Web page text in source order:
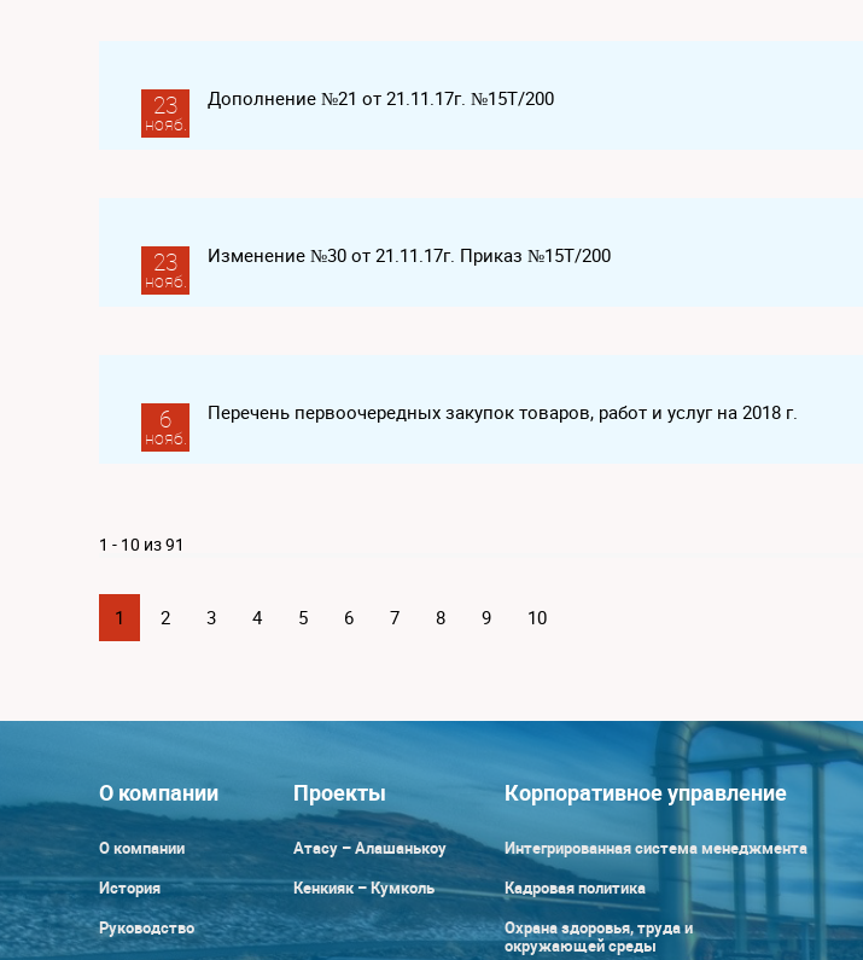
23
нояб.
Дополнение №21 от 21.11.17г. №15Т/200
23
нояб.
Изменение №30 от 21.11.17г. Приказ №15Т/200
6
нояб.
Перечень первоочередных закупок товаров, работ и услуг на 2018 г.
1 - 10 из 91
1 2 3 4 5 6 7 8 9 10
О компании
О компании
История
Руководство
Проекты
Атасу – Алашанькоу
Кенкияк – Кумколь
Корпоративное управление
Интегрированная система менеджмента
Кадровая политика
Охрана здоровья, труда и
окружающей среды